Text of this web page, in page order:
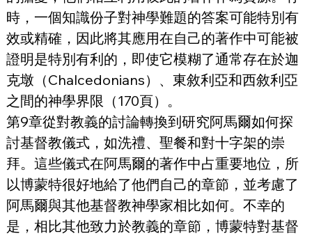
時，一個知識份子對神學難題的答案可能特別有
效或精確，因此將其應用在自己的著作中可能被
證明是特別有利的，即使它模糊了通常存在於迦
克墩（Chalcedonians）、東敘利亞和西敘利亞
之間的神學界限（170頁）。
第9章從對教義的討論轉換到研究阿馬爾如何探
討基督教儀式，如洗禮、聖餐和對十字架的崇
拜。這些儀式在阿馬爾的著作中占重要地位，所
以博蒙特很好地給了他們自己的章節，並考慮了
阿馬爾與其他基督教神學家相比如何。不幸的
是，相比其他致力於教義的章節，博蒙特對基督